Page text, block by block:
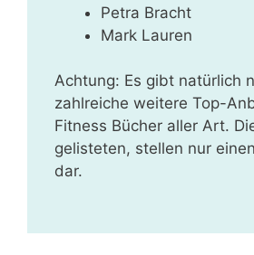
Petra Bracht
Mark Lauren
Achtung: Es gibt natürlich
zahlreiche weitere Top-
Fitness Bücher aller Art.
gelisteten, stellen nur
dar.